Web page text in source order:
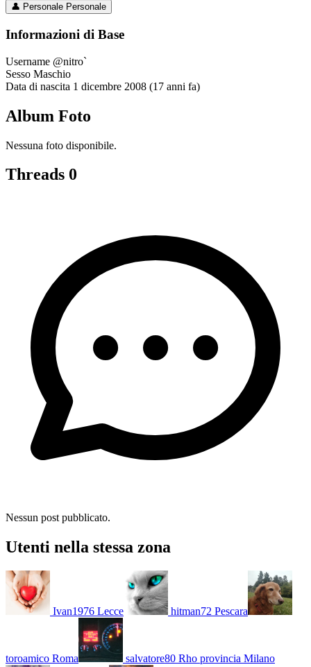
👤 Personale Personale
Informazioni di Base
Username @nitro`
Sesso Maschio
Data di nascita 1 dicembre 2008 (17 anni fa)
Album Foto
Nessuna foto disponibile.
Threads 0
Nessun post pubblicato.
Utenti nella stessa zona
Ivan1976 Lecce hitman72 Pescara
toroamico Roma salvatore80 Rho provincia Milano